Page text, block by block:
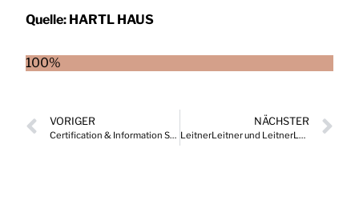
Quelle: HARTL HAUS
100%
VORIGER
Certification & Information Security Services GmbH (CIS) erhält neuen Geschäftsführer
NÄCHSTER
LeitnerLeitner und LeitnerLaw stärken Führungsebene